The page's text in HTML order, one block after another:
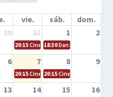
vie. sáb.
dom.
30 31 1 2
20:15Cine en la calle – Cómo
18:30Danza – Cita en el
6 7 8 9
20:15Cine en la calle – El niño y la
20:15Cine en la calle –
13 14 15 16